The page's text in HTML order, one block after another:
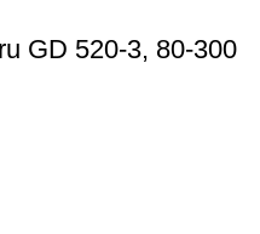
GD 520-3, 80-300